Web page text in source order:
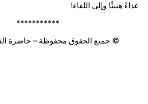
غداءً هنيئًا وإلى اللقاء!
***********
© جميع الحقوق محفوظة – حاضرة